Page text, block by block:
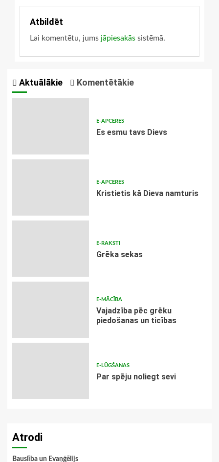
Atbildēt
Lai komentētu, jums jāpiesakās sistēmā.
Aktuālākie Komentētākie
E-APCERES
Es esmu tavs Dievs
E-APCERES
Kristietis kā Dieva namturis
E-RAKSTI
Grēka sekas
E-MĀCĪBA
Vajadzība pēc grēku
piedošanas un ticības
E-LŪGŠANAS
Par spēju noliegt sevi
Atrodi
Bauslība un Evaņģēlijs